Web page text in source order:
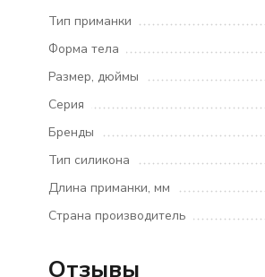
Тип приманки
Форма тела
Размер, дюймы
Серия
Бренды
Тип силикона
Длина приманки, мм
Страна производитель
Отзывы